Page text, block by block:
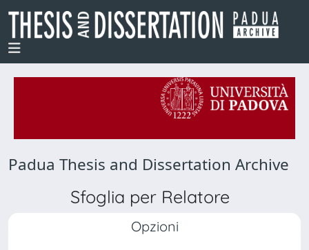
Padua Thesis and Dissertation Archive
Sfoglia per Relatore
Opzioni